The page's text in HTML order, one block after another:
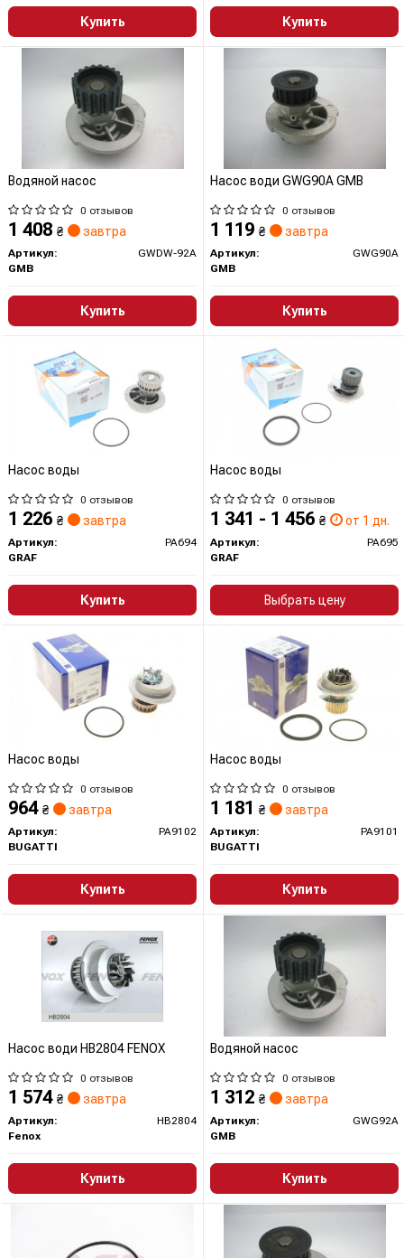
Купить Купить
Водяной насос
0 отзывов
1 408 ₴ завтра
Артикул:
GWDW-92A
GMB
Купить
Насос води GWG90A GMB
0 отзывов
1 119 ₴ завтра
Артикул:
GWG90A
GMB
Купить
Насос воды
0 отзывов
1 226 ₴ завтра
Артикул:
PA694
GRAF
Купить
Насос воды
0 отзывов
1 341 - 1 456 ₴ от 1 дн.
Артикул:
PA695
GRAF
Выбрать цену
Насос воды
0 отзывов
964 ₴ завтра
Артикул:
PA9102
BUGATTI
Купить
Насос воды
0 отзывов
1 181 ₴ завтра
Артикул:
PA9101
BUGATTI
Купить
Насос води HB2804 FENOX
0 отзывов
1 574 ₴ завтра
Артикул:
HB2804
Fenox
Купить
Водяной насос
0 отзывов
1 312 ₴ завтра
Артикул:
GWG92A
GMB
Купить